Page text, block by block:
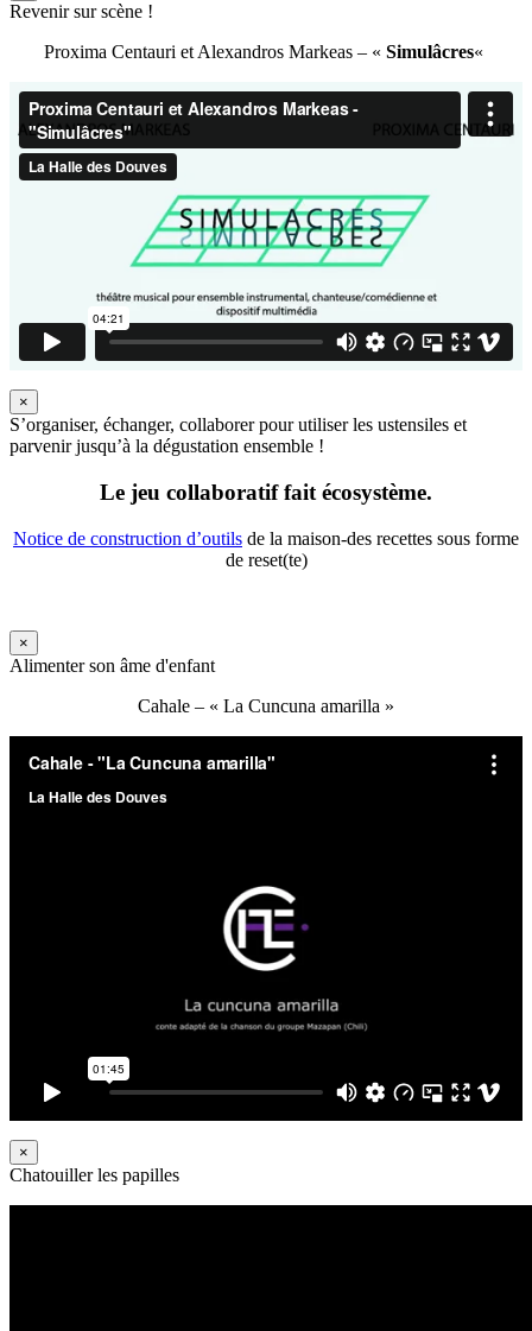
Revenir sur scène !
Proxima Centauri et Alexandros Markeas – « Simulâcres«
×
S’organiser, échanger, collaborer pour utiliser les ustensiles et
parvenir jusqu’à la dégustation ensemble !
Le jeu collaboratif fait écosystème.
Notice de construction d’outils de la maison-des recettes sous forme
de reset(te)
×
Alimenter son âme d'enfant
Cahale – « La Cuncuna amarilla »
×
Chatouiller les papilles